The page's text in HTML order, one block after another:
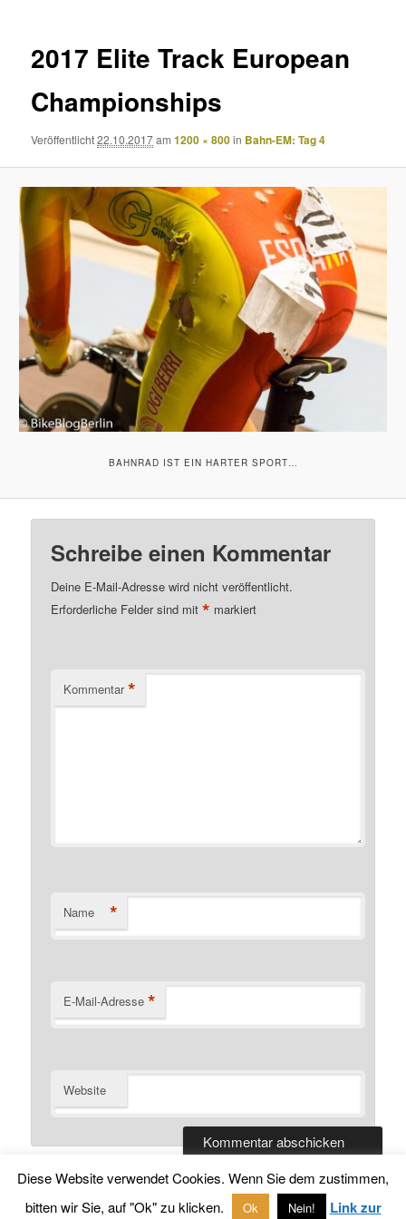
2017 Elite Track European
Championships
Veröffentlicht22.10.2017am1200 × 800in Bahn-EM: Tag 4
BAHNRAD IST EIN HARTER SPORT…
Schreibe einen Kommentar
Deine E-Mail-Adresse wird nicht veröffentlicht.
Erforderliche Felder sind mit* markiert
Kommentar *
Name *
E-Mail-Adresse *
Website
Diese Website verwendet Cookies. Wenn Sie dem zustimmen,
bitten wir Sie, auf "Ok" zu klicken.
Ok Nein! Link zur